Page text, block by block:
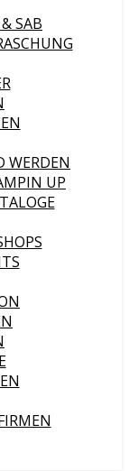
SAB
WERDEN
UP